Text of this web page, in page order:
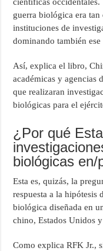
científicas
guerra biológica era
instituciones de
dominando también ese
Así, explica el libro,
académicas y agencias
que realizaran
biológicas para el
¿Por qué
biológicas en/
Esta es, quizás, la
respuesta a la hipótesis
biológica diseñada en
chino, Estados Unidos
Como explica RFK Jr.,